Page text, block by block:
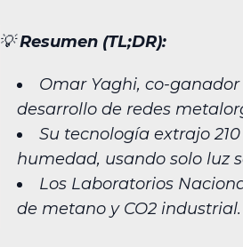
💡Resumen (TL;DR):
Omar Yaghi, co-
desarrollo de redes
Su tecnología extrajo
humedad, usando solo luz
Los Laboratorios
de metano y CO2 industrial.